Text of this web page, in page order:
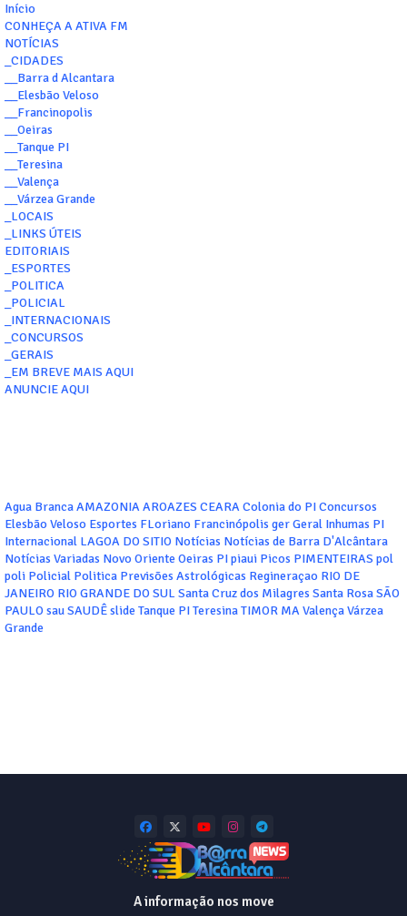
Início
CONHEÇA A ATIVA FM
NOTÍCIAS
_CIDADES
__Barra d Alcantara
__Elesbão Veloso
__Francinopolis
__Oeiras
__Tanque PI
__Teresina
__Valença
__Várzea Grande
_LOCAIS
_LINKS ÚTEIS
EDITORIAIS
_ESPORTES
_POLITICA
_POLICIAL
_INTERNACIONAIS
_CONCURSOS
_GERAIS
_EM BREVE MAIS AQUI
ANUNCIE AQUI
Agua BrancaAMAZONIAAROAZES CEARAColonia do PIConcursos
Elesbão Veloso Esportes FLoriano Francinópolis gerGeral Inhumas PI
Internacional LAGOA DO SITIO Notícias Notícias de Barra D'Alcântara
Notícias Variadas Novo Oriente Oeiras PIpiaui Picos PIMENTEIRAS pol
poli Policial Politica Previsões Astrológicas Regineraçao RIO DE
JANEIRO RIO GRANDE DO SUL Santa Cruz dos Milagres Santa RosaSÃO
PAULOsauSAUDÊslide Tanque PITeresinaTIMOR MAValençaVárzea
Grande
A informação nos move